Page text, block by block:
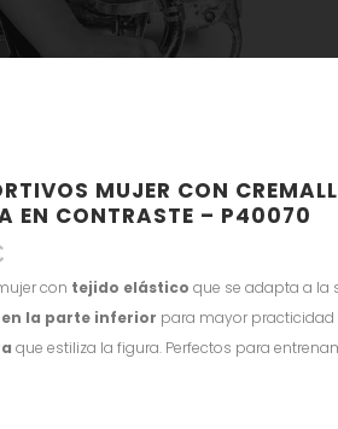
MUJER CON
EN CONTRASTE – P40070
precio
actual
es:
con tejido elástico que se adapta a la
la parte inferior para mayor practicidad
que estiliza la figura. Perfectos para